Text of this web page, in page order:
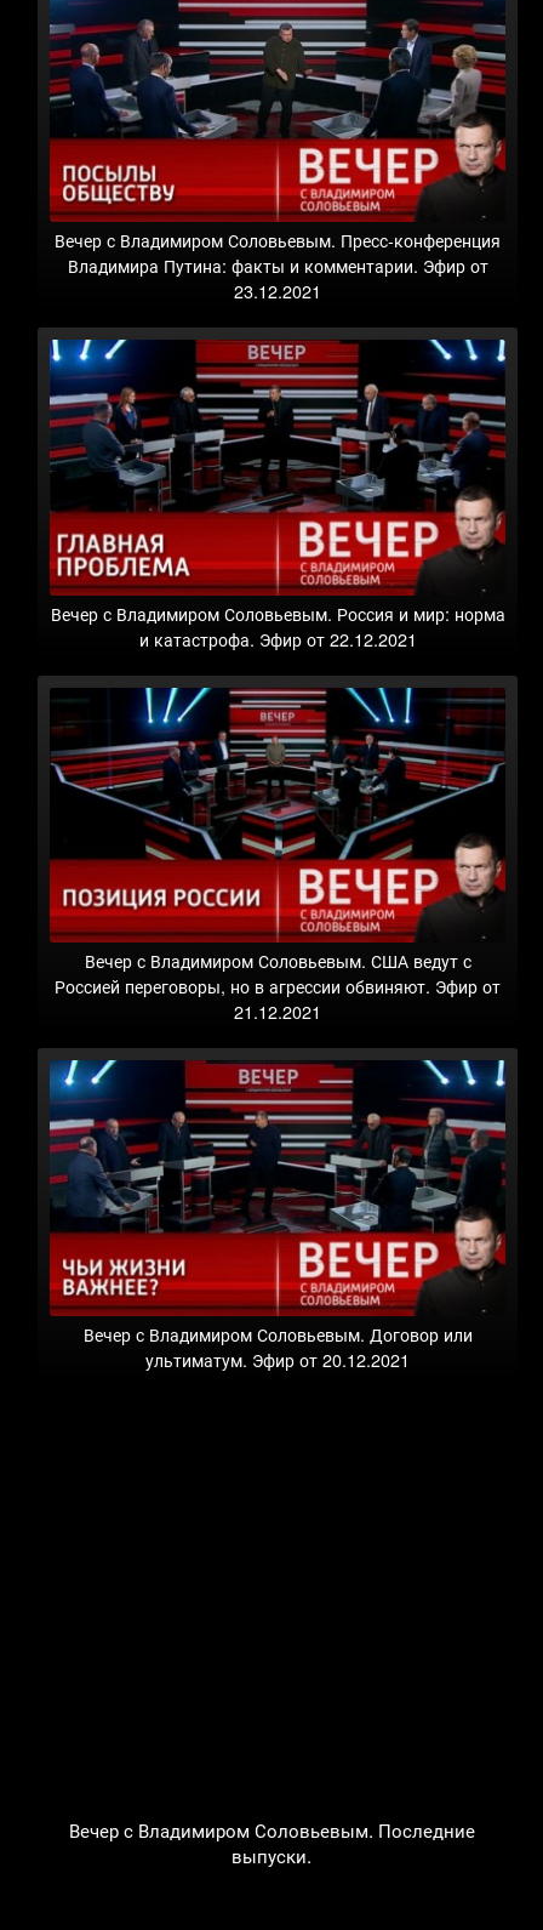
Вечер с Владимиром Соловьевым. Пресс-конференция
Владимира Путина: факты и комментарии. Эфир от
23.12.2021
Вечер с Владимиром Соловьевым. Россия и мир: норма
и катастрофа. Эфир от 22.12.2021
Вечер с Владимиром Соловьевым. США ведут с
Россией переговоры, но в агрессии обвиняют. Эфир от
21.12.2021
Вечер с Владимиром Соловьевым. Договор или
ультиматум. Эфир от 20.12.2021
Вечер с Владимиром Соловьевым. Последние
выпуски.